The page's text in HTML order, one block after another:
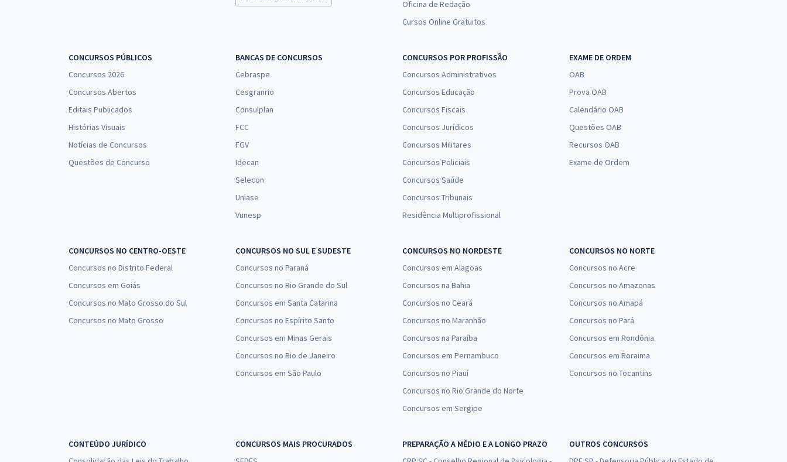
Oficina de Redação
Cursos Online Gratuitos
CONCURSOS PÚBLICOS
Concursos 2026
Concursos Abertos
Editais Publicados
Histórias Visuais
Notícias de Concursos
Questões de Concurso
BANCAS DE CONCURSOS
Cebraspe
Cesgranrio
Consulplan
FCC
FGV
Idecan
Selecon
Uniase
Vunesp
CONCURSOS POR PROFISSÃO
Concursos Administrativos
Concursos Educação
Concursos Fiscais
Concursos Jurídicos
Concursos Militares
Concursos Policiais
Concursos Saúde
Concursos Tribunais
Residência Multiprofissional
EXAME DE ORDEM
OAB
Prova OAB
Calendário OAB
Questões OAB
Recursos OAB
Exame de Ordem
CONCURSOS NO CENTRO-OESTE
Concursos no Distrito Federal
Concursos em Goiás
Concursos no Mato Grosso do Sul
Concursos no Mato Grosso
CONCURSOS NO SUL E SUDESTE
Concursos no Paraná
Concursos no Rio Grande do Sul
Concursos em Santa Catarina
Concursos no Espírito Santo
Concursos em Minas Gerais
Concursos no Rio de Janeiro
Concursos em São Paulo
CONCURSOS NO NORDESTE
Concursos em Alagoas
Concursos na Bahia
Concursos no Ceará
Concursos no Maranhão
Concursos na Paraíba
Concursos em Pernambuco
Concursos no Piauí
Concursos no Rio Grande do Norte
Concursos em Sergipe
CONCURSOS NO NORTE
Concursos no Acre
Concursos no Amazonas
Concursos no Amapá
Concursos no Pará
Concursos em Rondônia
Concursos em Roraima
Concursos no Tocantins
CONTEÚDO JURÍDICO
CONCURSOS MAIS PROCURADOS
PREPARAÇÃO A MÉDIO E A LONGO PRAZO
OUTROS CONCURSOS